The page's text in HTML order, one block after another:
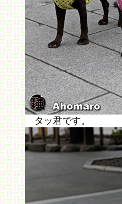
タッ君です。